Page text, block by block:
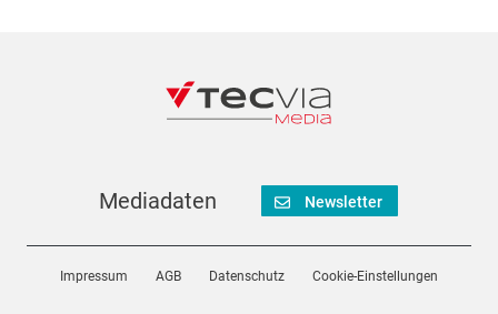
Mediadaten Newsletter
Impressum AGB Datenschutz Cookie-Einstellungen